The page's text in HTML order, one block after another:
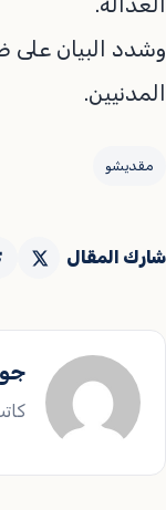
وشدد البيان على
المدنيين.
مقديشو
شارك المقال